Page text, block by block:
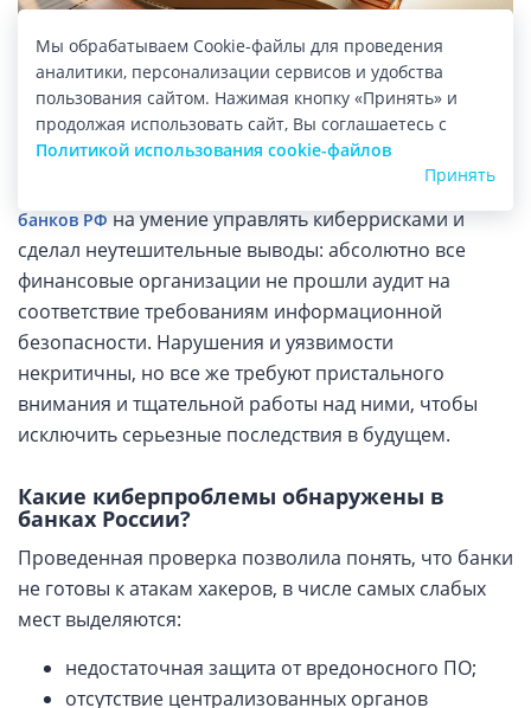
Изображение: mainfin.ru
коммерческих
банков РФна умение управлять киберрисками и
сделал неутешительные выводы: абсолютно все
финансовые организации не прошли аудит на
соответствие требованиям информационной
безопасности. Нарушения и уязвимости
некритичны, но все же требуют пристального
внимания и тщательной работы над ними, чтобы
исключить серьезные последствия в будущем.
Какие киберпроблемы обнаружены в
банках России?
Проведенная проверка позволила понять, что банки
не готовы к атакам хакеров, в числе самых слабых
мест выделяются:
недостаточная защита от вредоносного ПО;
отсутствие централизованных органов
Мы обрабатываем Cookie-файлы для проведения
аналитики, персонализации сервисов и удобства
пользования сайтом. Нажимая кнопку «Принять» и
продолжая использовать сайт, Вы соглашаетесь с
Политикой использования cookie-файлов
Принять